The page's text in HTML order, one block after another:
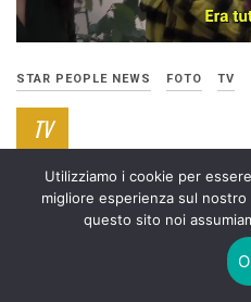
STAR PEOPLE NEWS FOTO TV
TV
ANTICPAZIONE VIDEO
TOMMASO ZORZI
Su Iene.it l’anticipazione dello
Utilizziamo i cookie per
migliore esperienza sul
questo sito noi